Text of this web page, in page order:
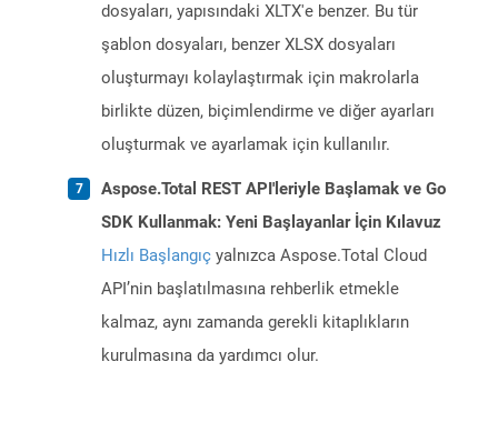
dosyaları, yapısındaki XLTX'e benzer. Bu tür
şablon dosyaları, benzer XLSX dosyaları
oluşturmayı kolaylaştırmak için makrolarla
birlikte düzen, biçimlendirme ve diğer ayarları
oluşturmak ve ayarlamak için kullanılır.
Aspose.Total REST API'leriyle Başlamak ve Go
SDK Kullanmak: Yeni Başlayanlar İçin Kılavuz
Hızlı Başlangıç yalnızca Aspose.Total Cloud
API’nin başlatılmasına rehberlik etmekle
kalmaz, aynı zamanda gerekli kitaplıkların
kurulmasına da yardımcı olur.